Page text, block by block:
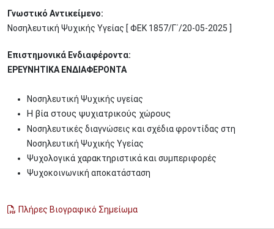
Γνωστικό Αντικείμενο:
Νοσηλευτική Ψυχικής Υγείας [ ΦΕΚ 1857/Γ΄/20-05-2025 ]
Επιστημονικά Ενδιαφέροντα:
ΕΡΕΥΝΗΤΙΚΑ ΕΝΔΙΑΦΕΡΟΝΤΑ
Νοσηλευτική Ψυχικής υγείας
Η βία στους ψυχιατρικούς χώρους
Νοσηλευτικές διαγνώσεις και σχέδια φροντίδας στη
Νοσηλευτική Ψυχικής Υγείας
Ψυχολογικά χαρακτηριστικά και συμπεριφορές
Ψυχοκοινωνική αποκατάσταση
Πλήρες Βιογραφικό Σημείωμα